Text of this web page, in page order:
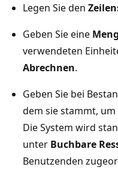
Legen Sie den
Geben Sie eine
verwendeten
Abrechnen.
Geben Sie bei
dem sie stammt,
Die System wird
unter Buchbare
Benutzenden